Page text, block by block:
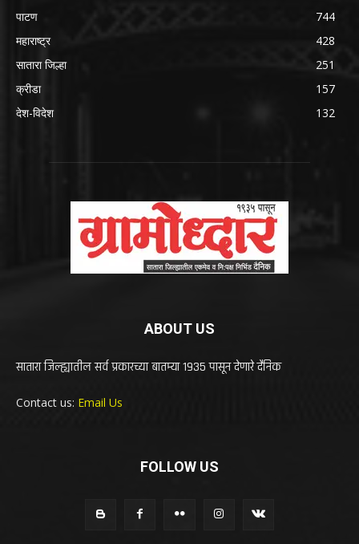
पाटण
744
महाराष्ट्र
428
सातारा जिल्हा
251
क्रीडा
157
देश-विदेश
132
ABOUT US
सातारा जिल्ह्यातील सर्व प्रकारच्या बातम्या 1935 पासून देणारे दैनिक
Contact us: Email Us
FOLLOW US